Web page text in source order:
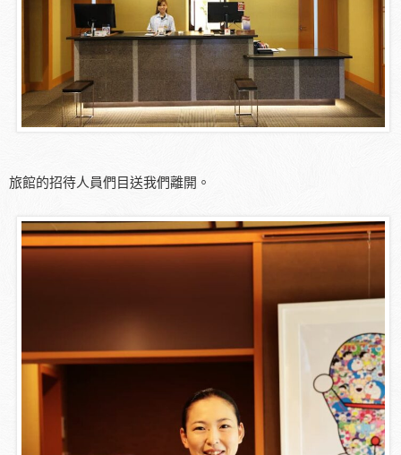
旅館的招待人員們目送我們離開。